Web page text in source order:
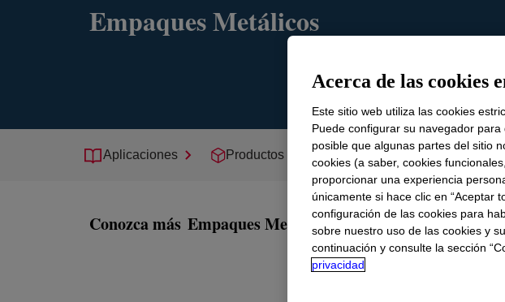
Empaques Metálicos
Aplicaciones Productos Soporte
Conozca más Empaques Metálicos
Acerca de las cookies
Este sitio web utiliza las cookies
Puede configurar su navegador
posible que algunas partes del sitio
cookies (a saber, cookies
proporcionar una experiencia
únicamente si hace clic en “Aceptar
configuración de las cookies para
sobre nuestro uso de las cookies y
continuación y consulte la sección
privacidad